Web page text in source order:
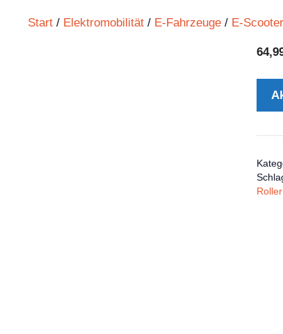
Start / Elektromobilität / E-Fahrzeuge / E-Scooter